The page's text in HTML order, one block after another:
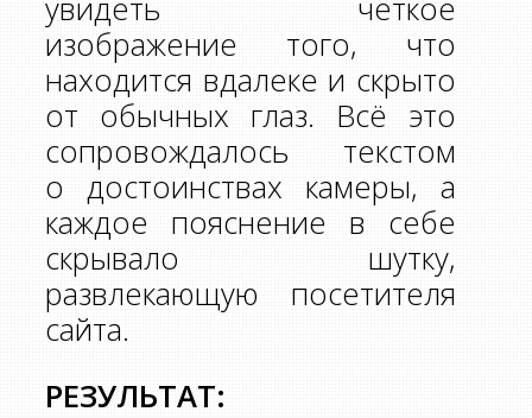
увидеть четкое
изображение того, что
находится вдалеке и скрыто
от обычных глаз. Всё это
сопровождалось текстом
о достоинствах камеры, а
каждое пояснение в себе
скрывало шутку,
развлекающую посетителя
сайта.
РЕЗУЛЬТАТ: